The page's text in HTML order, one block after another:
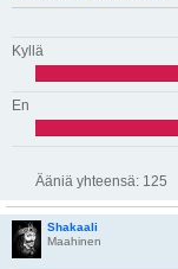
Kyllä
En
Ääniä yhteensä: 125
Shakaali
Maahinen